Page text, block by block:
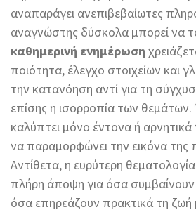
αναπαράγει ανεπιβεβαίωτες
αναγνώστης δύσκολα μπορεί να
καθημερινή ενημέρωση
ποιότητα, έλεγχο στοιχείων και
την κατανόηση αντί για τη
επίσης η ισορροπία των
καλύπτει μόνο έντονα ή
να παραμορφώνει την εικόνα της
Αντίθετα, η ευρύτερη
πλήρη άποψη για όσα συμβαίνουν
όσα επηρεάζουν πρακτικά τη ζωή